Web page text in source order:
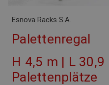
Esnova Racks S.A.
Palettenregal
H 4,5 m | L
Palettenplätze